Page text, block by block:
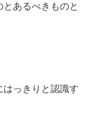
あるべきものと
はっきりと認識す